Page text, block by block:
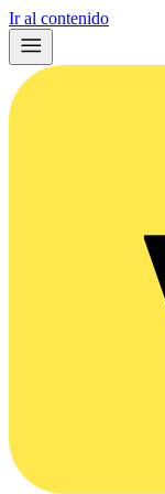
Ir al contenido